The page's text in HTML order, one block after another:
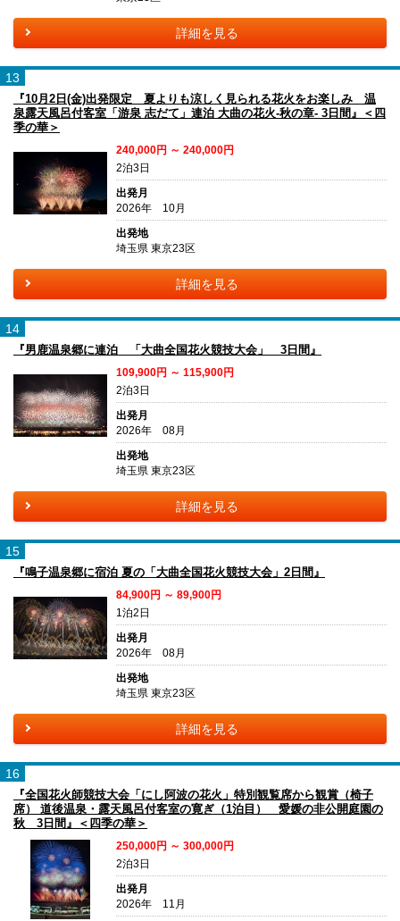
詳細を見る
13
『10月2日(金)出発限定 夏よりも涼しく見られる花火をお楽しみ 温
泉露天風呂付客室「游泉 志だて」連泊 大曲の花火-秋の章- 3日間』＜四
季の華＞
240,000円 ～ 240,000円
2泊3日
出発月
2026年 10月
出発地
埼玉県 東京23区
詳細を見る
14
『男鹿温泉郷に連泊 「大曲全国花火競技大会」 3日間』
109,900円 ～ 115,900円
2泊3日
出発月
2026年 08月
出発地
埼玉県 東京23区
詳細を見る
15
『鳴子温泉郷に宿泊 夏の「大曲全国花火競技大会」2日間』
84,900円 ～ 89,900円
1泊2日
出発月
2026年 08月
出発地
埼玉県 東京23区
詳細を見る
16
『全国花火師競技大会「にし阿波の花火」特別観覧席から観賞（椅子
席） 道後温泉・露天風呂付客室の寛ぎ（1泊目） 愛媛の非公開庭園の
秋 3日間』＜四季の華＞
250,000円 ～ 300,000円
2泊3日
出発月
2026年 11月